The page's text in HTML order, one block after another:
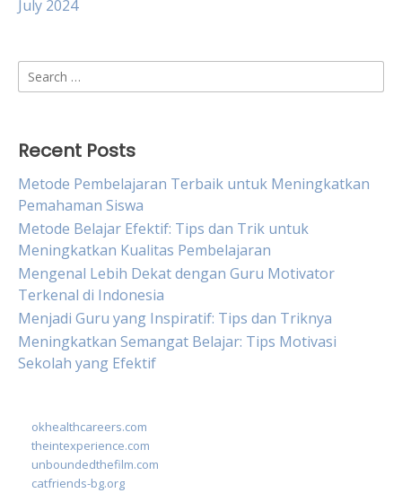
July 2024
Search
for:
Recent Posts
Metode Pembelajaran Terbaik untuk Meningkatkan
Pemahaman Siswa
Metode Belajar Efektif: Tips dan Trik untuk
Meningkatkan Kualitas Pembelajaran
Mengenal Lebih Dekat dengan Guru Motivator
Terkenal di Indonesia
Menjadi Guru yang Inspiratif: Tips dan Triknya
Meningkatkan Semangat Belajar: Tips Motivasi
Sekolah yang Efektif
okhealthcareers.com
theintexperience.com
unboundedthefilm.com
catfriends-bg.org